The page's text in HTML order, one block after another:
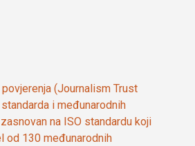
(Journalism Trust
i međunarodnih
na ISO standardu koji
od 130 međunarodnih